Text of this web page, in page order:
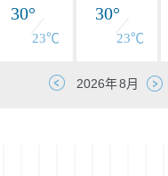
30°
23℃
30°
23℃